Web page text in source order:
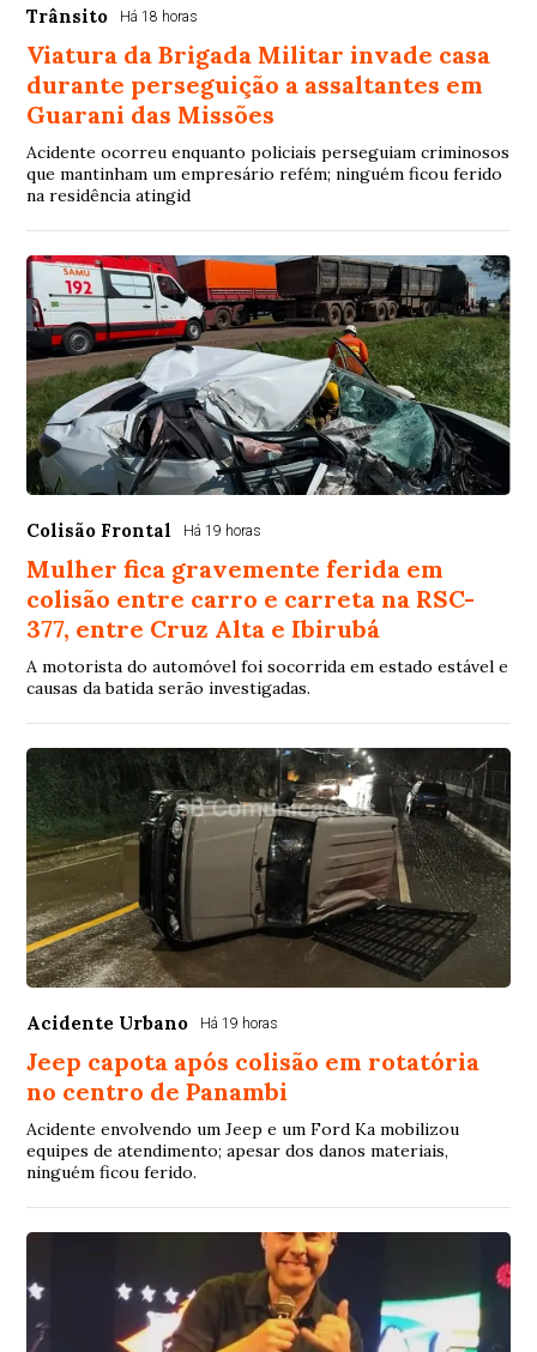
Trânsito Há 18 horas
Viatura da Brigada Militar invade casa
durante perseguição a assaltantes em
Guarani das Missões
Acidente ocorreu enquanto policiais perseguiam criminosos
que mantinham um empresário refém; ninguém ficou ferido
na residência atingid
Colisão Frontal Há 19 horas
Mulher fica gravemente ferida em
colisão entre carro e carreta na RSC-
377, entre Cruz Alta e Ibirubá
A motorista do automóvel foi socorrida em estado estável e
causas da batida serão investigadas.
Acidente Urbano Há 19 horas
Jeep capota após colisão em rotatória
no centro de Panambi
Acidente envolvendo um Jeep e um Ford Ka mobilizou
equipes de atendimento; apesar dos danos materiais,
ninguém ficou ferido.